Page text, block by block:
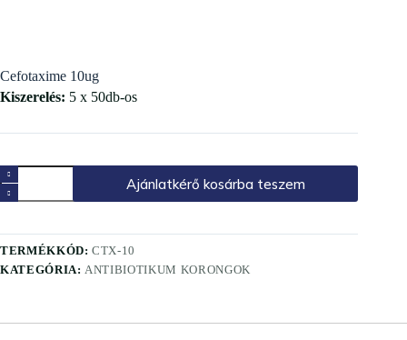
Cefotaxime 10ug
Kiszerelés: 5 x 50db-os
Ajánlatkérő kosárba teszem
TERMÉKKÓD:CTX-10
KATEGÓRIA:ANTIBIOTIKUM KORONGOK